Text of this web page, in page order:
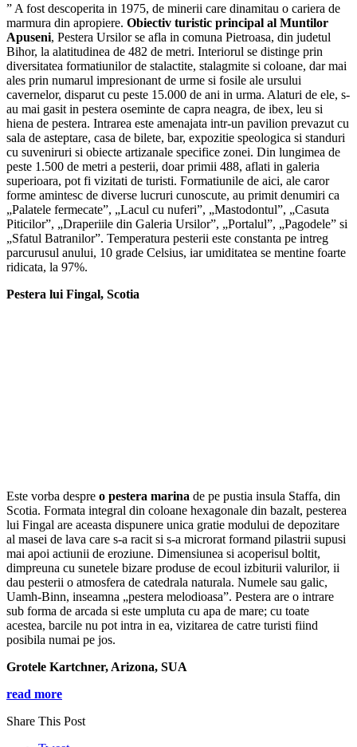
” A fost descoperita in 1975, de minerii care dinamitau o cariera de
marmura din apropiere. Obiectiv turistic principal al Muntilor
Apuseni, Pestera Ursilor se afla in comuna Pietroasa, din judetul
Bihor, la alatitudinea de 482 de metri. Interiorul se distinge prin
diversitatea formatiunilor de stalactite, stalagmite si coloane, dar mai
ales prin numarul impresionant de urme si fosile ale ursului
cavernelor, disparut cu peste 15.000 de ani in urma. Alaturi de ele, s-
au mai gasit in pestera oseminte de capra neagra, de ibex, leu si
hiena de pestera. Intrarea este amenajata intr-un pavilion prevazut cu
sala de asteptare, casa de bilete, bar, expozitie speologica si standuri
cu suveniruri si obiecte artizanale specifice zonei. Din lungimea de
peste 1.500 de metri a pesterii, doar primii 488, aflati in galeria
superioara, pot fi vizitati de turisti. Formatiunile de aici, ale caror
forme amintesc de diverse lucruri cunoscute, au primit denumiri ca
„Palatele fermecate”, „Lacul cu nuferi”, „Mastodontul”, „Casuta
Piticilor”, „Draperiile din Galeria Ursilor”, „Portalul”, „Pagodele” si
„Sfatul Batranilor”. Temperatura pesterii este constanta pe intreg
parcurusul anului, 10 grade Celsius, iar umiditatea se mentine foarte
ridicata, la 97%.
Pestera lui Fingal, Scotia
Este vorba despre o pestera marina de pe pustia insula Staffa, din
Scotia. Formata integral din coloane hexagonale din bazalt, pesterea
lui Fingal are aceasta dispunere unica gratie modului de depozitare
al masei de lava care s-a racit si s-a microrat formand pilastrii supusi
mai apoi actiunii de eroziune. Dimensiunea si acoperisul boltit,
dimpreuna cu sunetele bizare produse de ecoul izbiturii valurilor, ii
dau pesterii o atmosfera de catedrala naturala. Numele sau galic,
Uamh-Binn, inseamna „pestera melodioasa”. Pestera are o intrare
sub forma de arcada si este umpluta cu apa de mare; cu toate
acestea, barcile nu pot intra in ea, vizitarea de catre turisti fiind
posibila numai pe jos.
Grotele Kartchner, Arizona, SUA
read more
Share This Post